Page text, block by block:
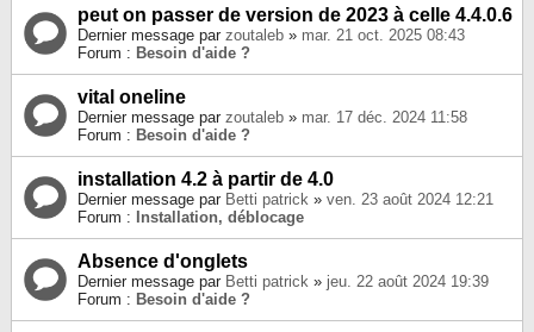
peut on passer de version de 2023 à celle 4.4.0.6
Dernier message par zoutaleb » mar. 21 oct. 2025 08:43
Forum : Besoin d'aide ?
vital oneline
Dernier message par zoutaleb » mar. 17 déc. 2024 11:58
Forum : Besoin d'aide ?
installation 4.2 à partir de 4.0
Dernier message par Betti patrick » ven. 23 août 2024 12:21
Forum :
Installation, déblocage
Absence d'onglets
Dernier message par Betti patrick » jeu. 22 août 2024 19:39
Forum : Besoin d'aide ?